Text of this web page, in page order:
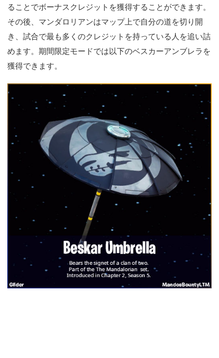
ることでボーナスクレジットを獲得することができます。
その後、マンダロリアンはマップ上で自分の道を切り開
き、試合で最も多くのクレジットを持っている人を追い詰
めます。期間限定モードでは以下のベスカーアンブレラを
獲得できます。